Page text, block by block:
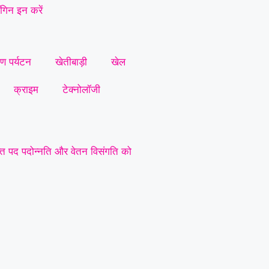
इन करें
पर्यटन खेतीबाड़ी खेल
क्राइम टेक्नोलॉजी
पदोन्नति और वेतन विसंगति को